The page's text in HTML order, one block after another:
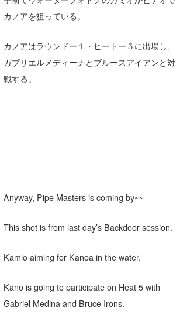
カノアを狙っている。
カノアはラウンドー１・ヒートー５に出場し、
ガブリエルメディーナとブルースアイアンと対
戦する。
Anyway, Pipe Masters is coming by~~
This shot is from last day’s Backdoor session.
Kamio aiming for Kanoa in the water.
Kano is going to participate on Heat 5 with
Gabriel Medina and Bruce Irons.
wanda
予報士 hiro.
banpaku